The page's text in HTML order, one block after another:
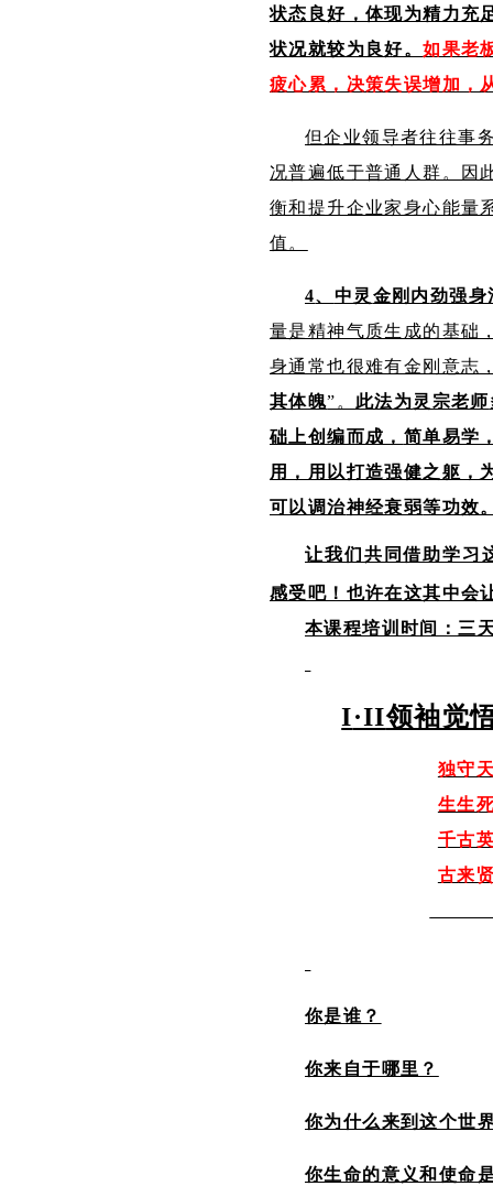
状态良好，体现为精力充
状况就较为良好。如果老
疲心累，决策失误增加，
但企业领导者往往事
况普遍低于普通人群。因
衡和提升企业家身心能量
值。
4、 中灵 金刚内劲强身
量是精神气质生成的基础
身通常也很难有金刚意志
其体魄”。此法为灵宗老师
础上创编而成， 简单易学
用，用以打造强健之躯，
可以调治神经衰弱等功效
让我们共同借助学习
感受吧！也许在这其中会
本课程培训时间：三
I·II领袖觉
独守
生生
千古
古来
你是谁？
你来自于哪里？
你为什么来到这个世
你生命的意义和使命